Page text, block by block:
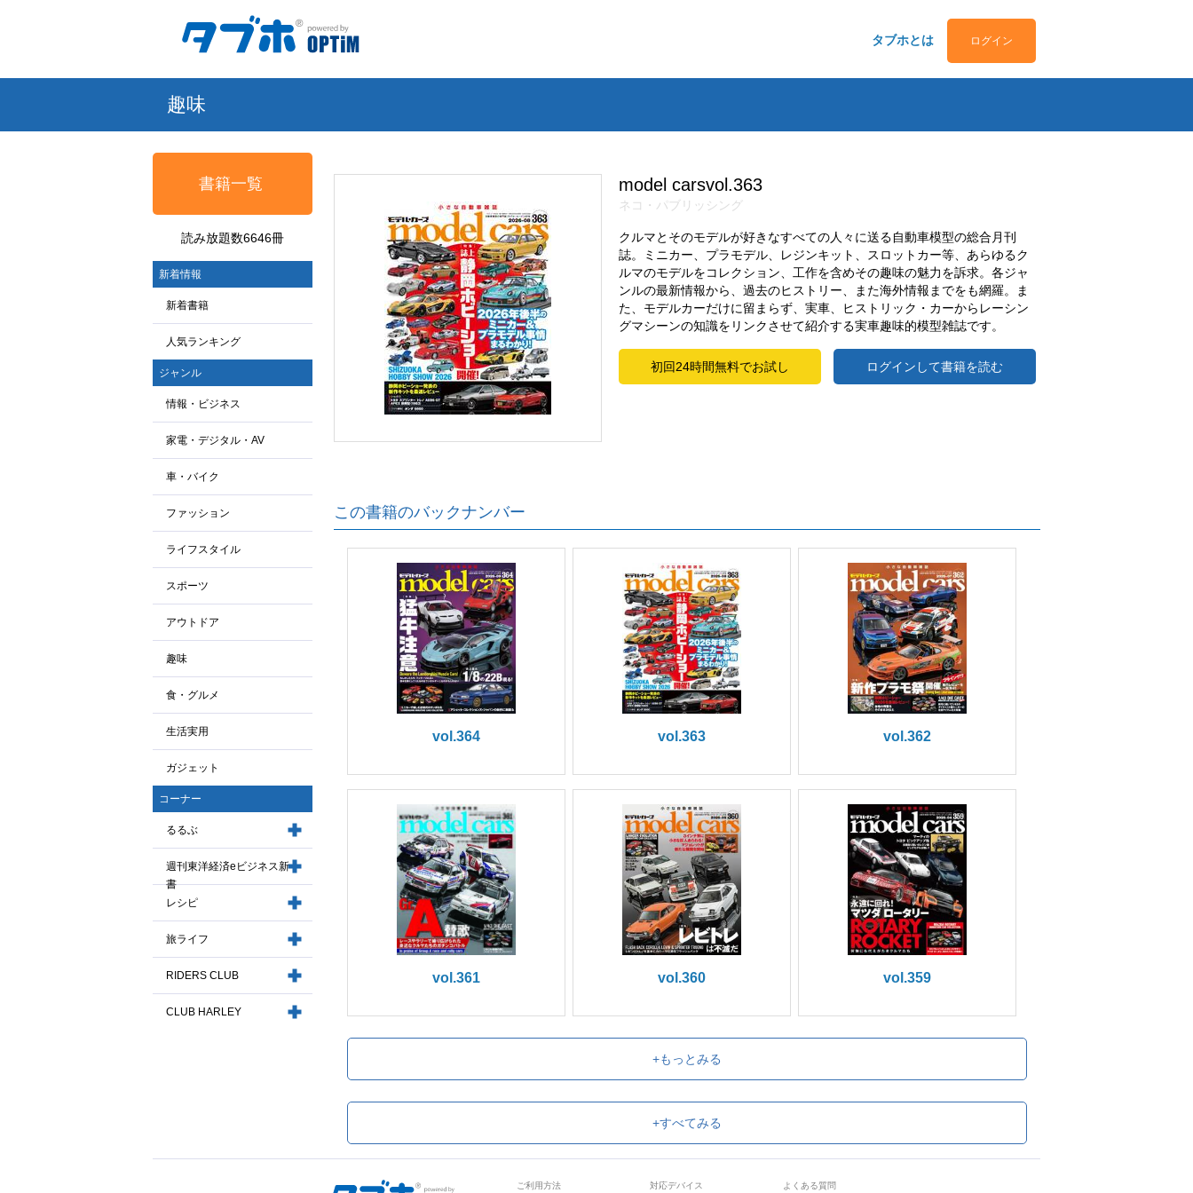
タブホとは ログイン
趣味
書籍一覧
読み放題数6646冊
新着情報
新着書籍
人気ランキング
ジャンル
情報・ビジネス
家電・デジタル・AV
車・バイク
ファッション
ライフスタイル
スポーツ
アウトドア
趣味
食・グルメ
生活実用
ガジェット
コーナー
るるぶ
週刊東洋経済eビジネス新
書
レシピ
旅ライフ
RIDERS CLUB
CLUB HARLEY
model carsvol.363
ネコ・パブリッシング
クルマとそのモデルが好きなすべての人々に送る自動車模型の総合月刊
誌。ミニカー、プラモデル、レジンキット、スロットカー等、あらゆるク
ルマのモデルをコレクション、工作を含めその趣味の魅力を訴求。各ジャ
ンルの最新情報から、過去のヒストリー、また海外情報までをも網羅。ま
た、モデルカーだけに留まらず、実車、ヒストリック・カーからレーシン
グマシーンの知識をリンクさせて紹介する実車趣味的模型雑誌です。
初回24時間無料でお試し ログインして書籍を読む
この書籍のバックナンバー
vol.364 vol.363 vol.362
vol.361 vol.360 vol.359
+もっとみる
+すべてみる
ご利用方法 対応デバイス よくある質問